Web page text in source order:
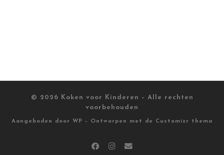
© 2026 Koken voor Kinderen
– Alle rechten
voorbehouden
Aangeboden door WP – Ontworpen met de Customizr thema